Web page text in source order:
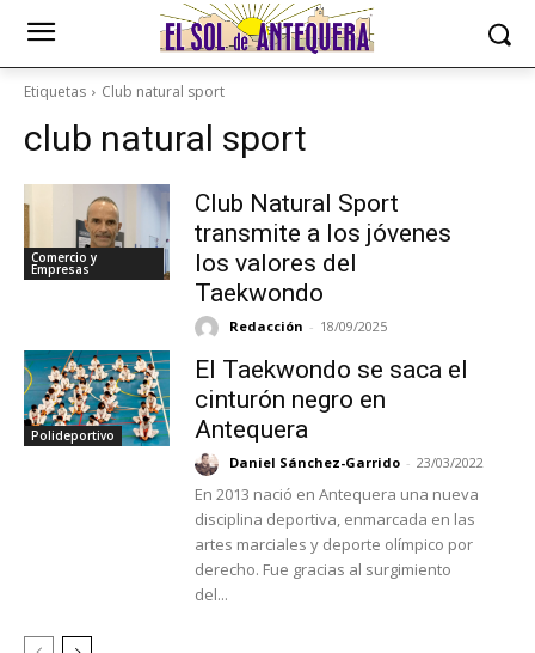
Etiquetas Club natural sport
club natural sport
Comercio y
Empresas
Club Natural Sport
transmite a los jóvenes
los valores del
Taekwondo
Redacción - 18/09/2025
Polideportivo
El Taekwondo se saca el
cinturón negro en
Antequera
Daniel Sánchez-Garrido - 23/03/2022
En 2013 nació en Antequera una nueva
disciplina deportiva, enmarcada en las
artes marciales y deporte olímpico por
derecho. Fue gracias al surgimiento
del...